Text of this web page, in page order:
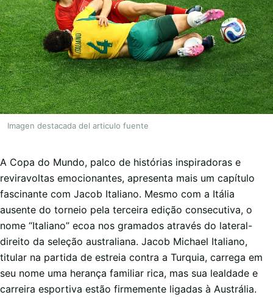
Imagen destacada del articulo fuente
A Copa do Mundo, palco de histórias inspiradoras e
reviravoltas emocionantes, apresenta mais um capítulo
fascinante com Jacob Italiano. Mesmo com a Itália
ausente do torneio pela terceira edição consecutiva, o
nome “Italiano” ecoa nos gramados através do lateral-
direito da seleção australiana. Jacob Michael Italiano,
titular na partida de estreia contra a Turquia, carrega em
seu nome uma herança familiar rica, mas sua lealdade e
carreira esportiva estão firmemente ligadas à Austrália.